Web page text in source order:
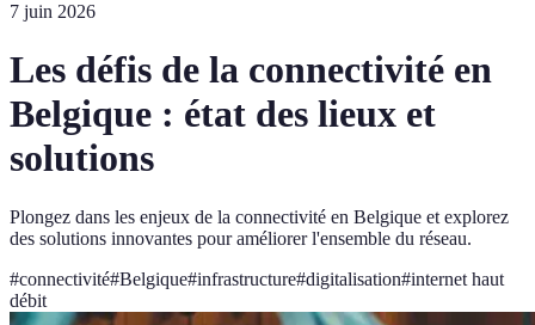
7 juin 2026
Les défis de la connectivité en
Belgique : état des lieux et
solutions
Plongez dans les enjeux de la connectivité en Belgique et explorez
des solutions innovantes pour améliorer l'ensemble du réseau.
#connectivité#Belgique#infrastructure#digitalisation#internet haut
débit